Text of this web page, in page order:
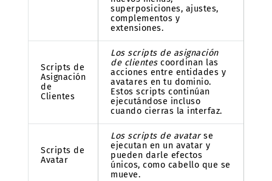
superposiciones, ajustes,
complementos y
extensiones.
Scripts de
Asignación
de
Clientes
Los scripts de asignación
de clientescoordinan las
acciones entre entidades y
avatares en tu dominio.
Estos scripts continúan
ejecutándose incluso
cuando cierras la interfaz.
Scripts de
Avatar
Los scripts de avatarse
ejecutan en un avatar y
pueden darle efectos
únicos, como cabello que se
mueve.